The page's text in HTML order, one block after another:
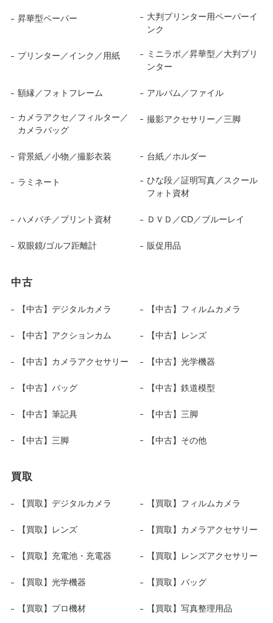
昇華型ペーパー
大判プリンター用ペーパーイ
ンク
プリンター／インク／用紙
ミニラボ／昇華型／大判プリ
ンター
額縁／フォトフレーム アルバム／ファイル
カメラアクセ／フィルター／
カメラバッグ
撮影アクセサリー／三脚
背景紙／小物／撮影衣装 台紙／ホルダー
ラミネート
ひな段／証明写真／スクール
フォト資材
ハメパチ／プリント資材 ＤＶＤ／CD／ブルーレイ
双眼鏡/ゴルフ距離計 販促用品
中古
【中古】デジタルカメラ 【中古】フィルムカメラ
【中古】アクションカム 【中古】レンズ
【中古】カメラアクセサリー 【中古】光学機器
【中古】バッグ 【中古】鉄道模型
【中古】筆記具 【中古】三脚
【中古】三脚 【中古】その他
買取
【買取】デジタルカメラ 【買取】フィルムカメラ
【買取】レンズ 【買取】カメラアクセサリー
【買取】充電池・充電器 【買取】レンズアクセサリー
【買取】光学機器 【買取】バッグ
【買取】プロ機材 【買取】写真整理用品